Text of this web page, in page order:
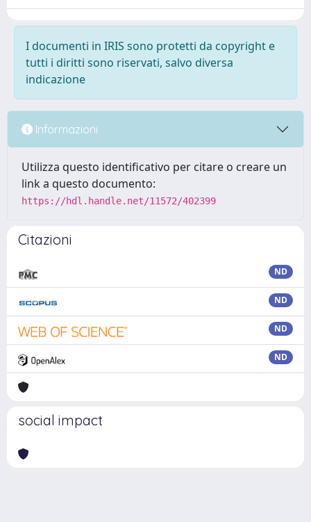
I documenti in IRIS sono protetti da copyright e
tutti i diritti sono riservati, salvo diversa
indicazione
Informazioni
Utilizza questo identificativo per citare o creare un
link a questo documento:
https://hdl.handle.net/11572/402399
Citazioni
ND
ND
ND
ND
social impact